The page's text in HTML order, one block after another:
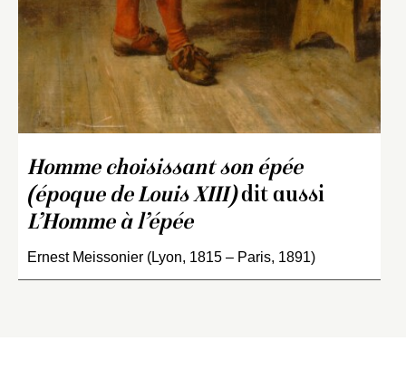
Homme choisissant son épée
(époque de Louis XIII)dit aussi
L’Homme à l’épée
Ernest Meissonier (Lyon, 1815 – Paris, 1891)